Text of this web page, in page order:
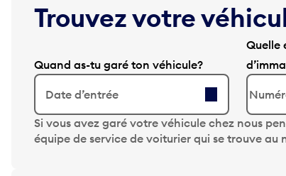
Trouvez votre
Quand as-tu garé ton véhicule?
Date d’entrée
A
p
Quelle
Si vous avez garé votre véhicule chez nous
équipe de service de voiturier qui se trouve au